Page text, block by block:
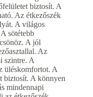
biztosít. A
Az étkezőszék
A világos
sötétebb
A jól
Az
szintre. A
üléskomfortot. A
biztosít. A könnyen
mindennapi